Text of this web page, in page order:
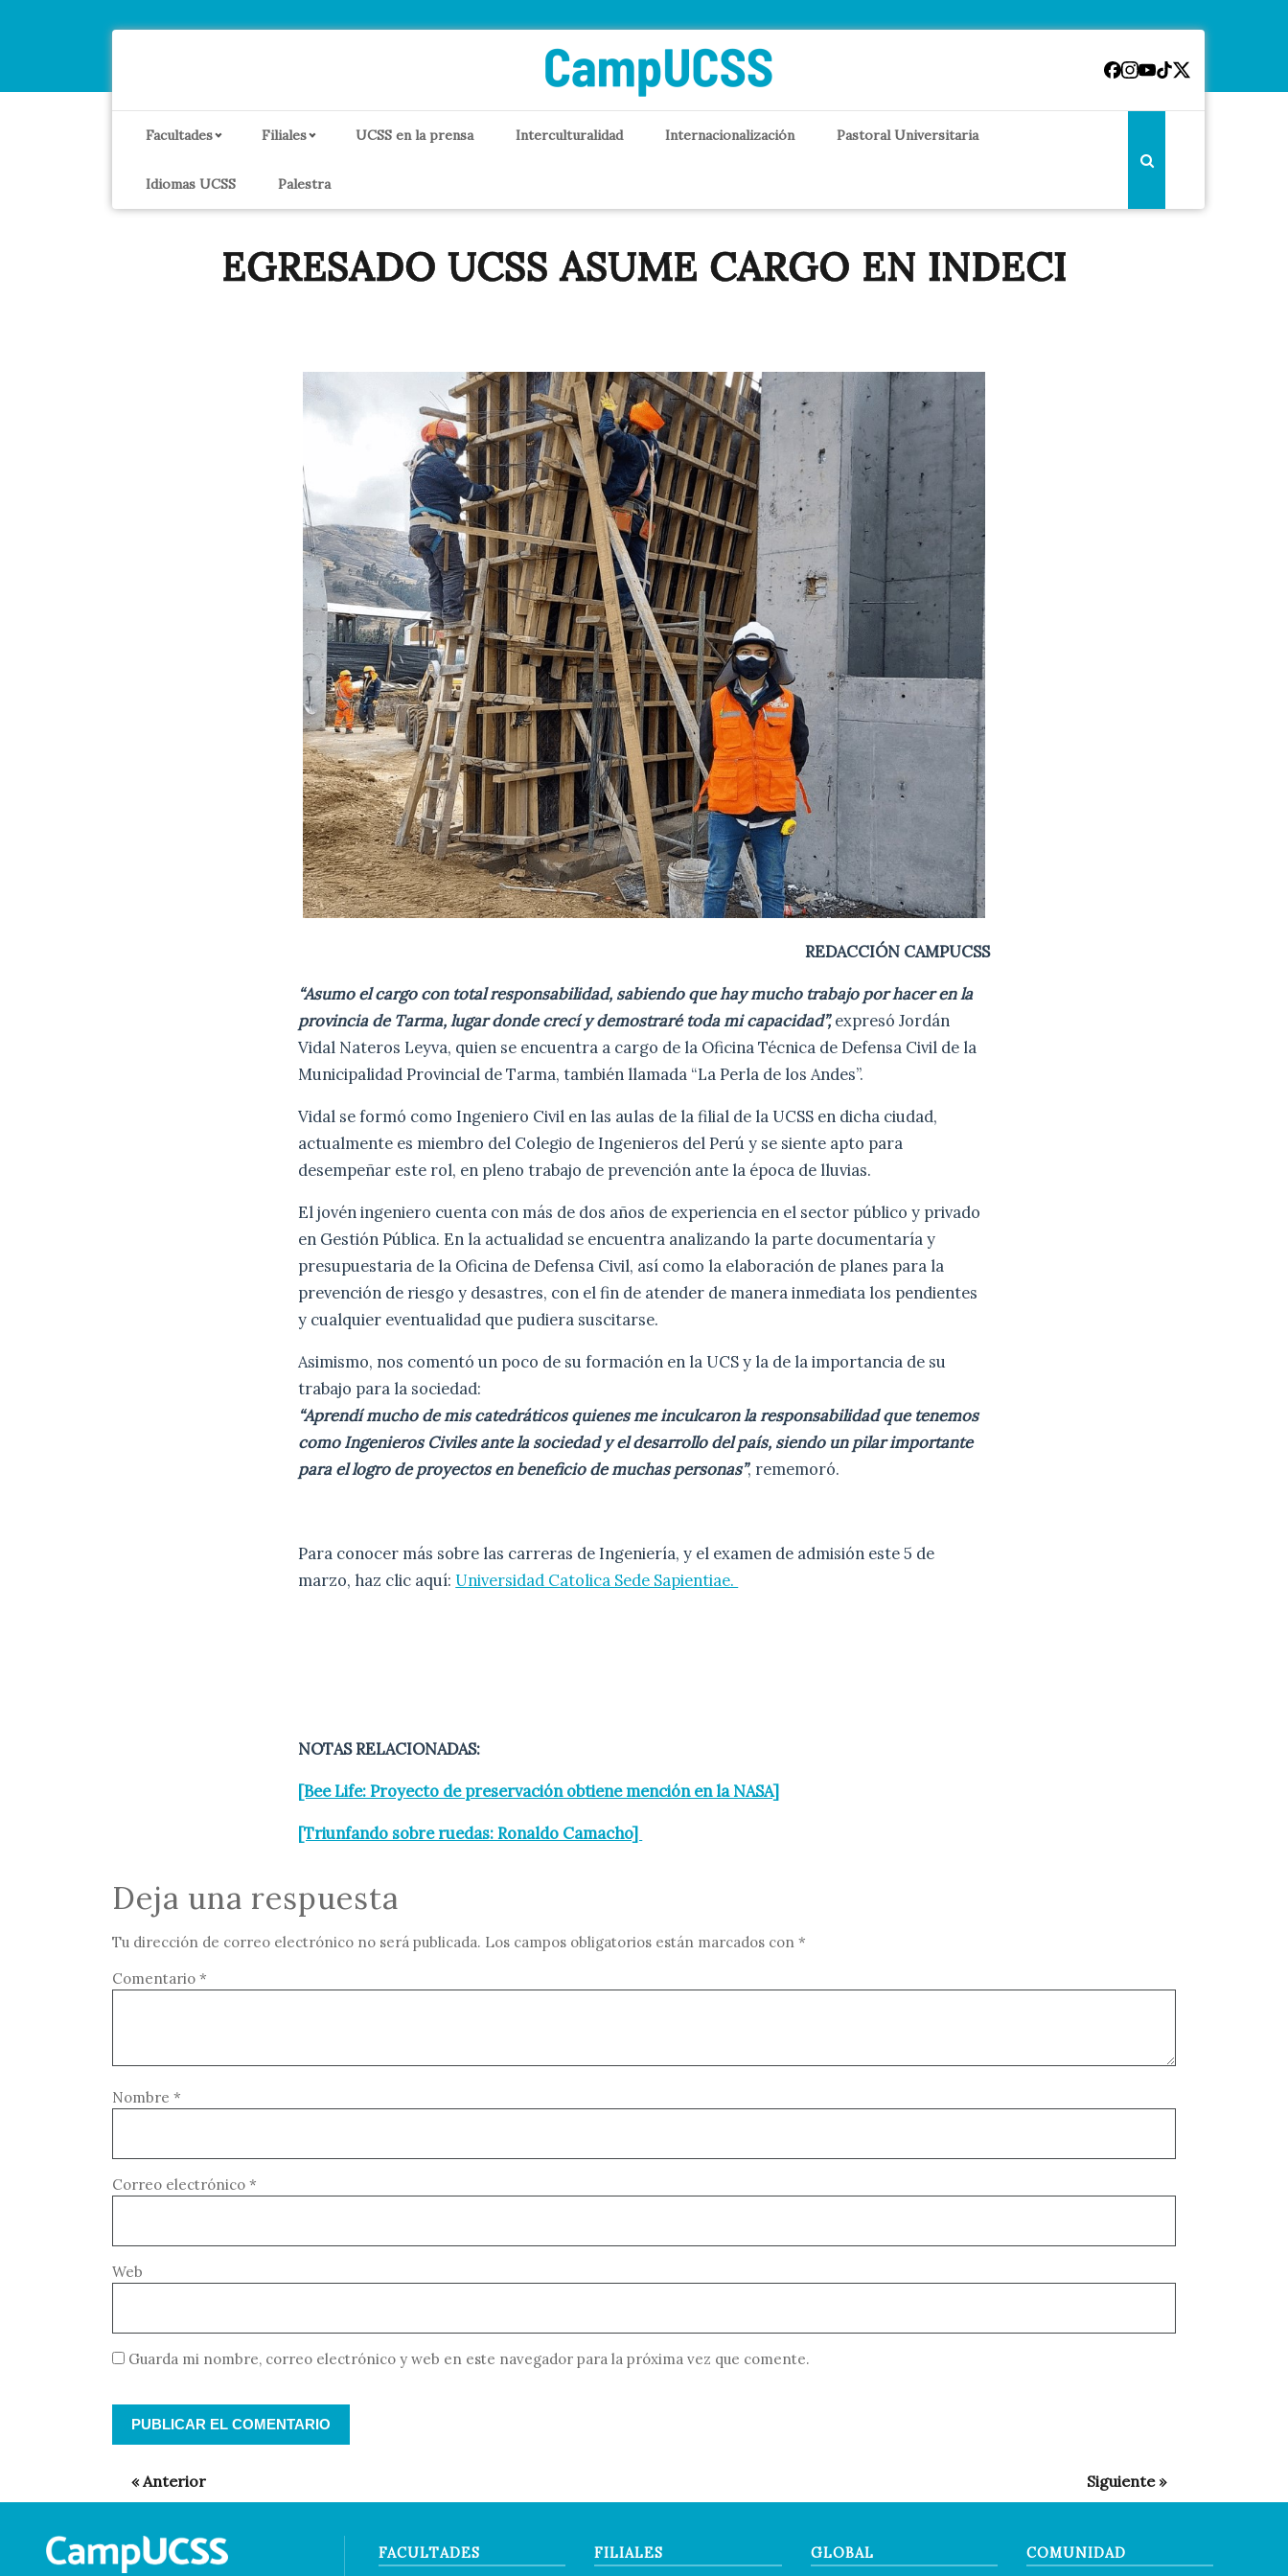
Facultades Filiales UCSS en la prensa Interculturalidad Internacionalización Pastoral Universitaria
Idiomas UCSS Palestra
EGRESADO UCSS ASUME CARGO EN INDECI
REDACCIÓN CAMPUCSS
“Asumo el cargo con total responsabilidad, sabiendo que hay mucho trabajo por hacer en la
provincia de Tarma, lugar donde crecí y demostraré toda mi capacidad”,expresó Jordán
Vidal Nateros Leyva, quien se encuentra a cargo de la Oficina Técnica de Defensa Civil de la
Municipalidad Provincial de Tarma, también llamada “La Perla de los Andes”.
Vidal se formó como Ingeniero Civil en las aulas de la filial de la UCSS en dicha ciudad,
actualmente es miembro del Colegio de Ingenieros del Perú y se siente apto para
desempeñar este rol, en pleno trabajo de prevención ante la época de lluvias.
El jovén ingeniero cuenta con más de dos años de experiencia en el sector público y privado
en Gestión Pública. En la actualidad se encuentra analizando la parte documentaría y
presupuestaria de la Oficina de Defensa Civil, así como la elaboración de planes para la
prevención de riesgo y desastres, con el fin de atender de manera inmediata los pendientes
y cualquier eventualidad que pudiera suscitarse.
Asimismo, nos comentó un poco de su formación en la UCS y la de la importancia de su
trabajo para la sociedad:
“Aprendí mucho de mis catedráticos quienes me inculcaron la responsabilidad que tenemos
como Ingenieros Civiles ante la sociedad y el desarrollo del país, siendo un pilar importante
para el logro de proyectos en beneficio de muchas personas”, rememoró.
Para conocer más sobre las carreras de Ingeniería, y el examen de admisión este 5 de
marzo, haz clic aquí:Universidad Catolica Sede Sapientiae.
NOTAS RELACIONADAS:
[Bee Life: Proyecto de preservación obtiene mención en la NASA]
[Triunfando sobre ruedas: Ronaldo Camacho]
Deja una respuesta
Tu dirección de correo electrónico no será publicada. Los campos obligatorios están marcados con *
Comentario *
Nombre *
Correo electrónico *
Web
Guarda mi nombre, correo electrónico y web en este navegador para la próxima vez que comente.
FACULTADES FILIALES GLOBAL COMUNIDAD